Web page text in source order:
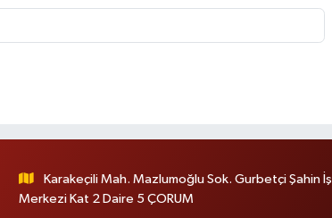
Karakeçili Mah. Mazlumoğlu Sok. Gurbetçi Şahin İş
Merkezi Kat 2 Daire 5 ÇORUM